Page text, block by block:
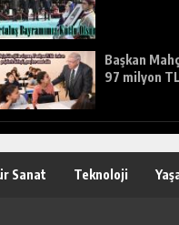
Başkan
97 milyon
Sanat Teknoloji